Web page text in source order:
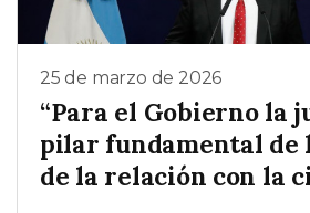
25 de marzo de 2026
“Para el Gobierno la
pilar fundamental de
de la relación con la